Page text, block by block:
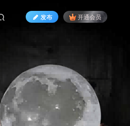
发布 开通会员